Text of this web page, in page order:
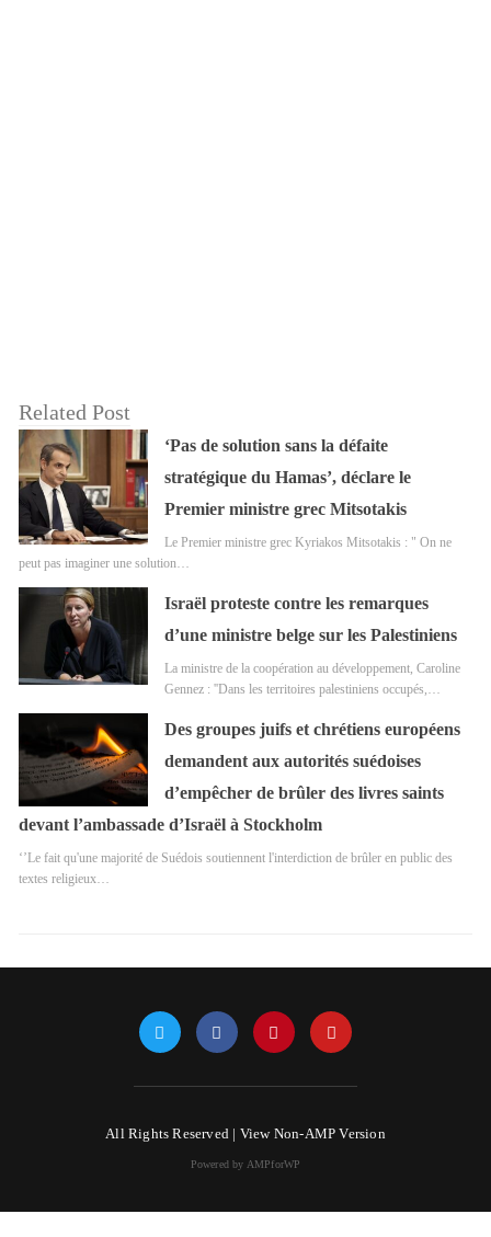
Related Post
‘Pas de solution sans la défaite
stratégique du Hamas’, déclare le
Premier ministre grec Mitsotakis
Le Premier ministre grec Kyriakos Mitsotakis : " On ne
peut pas imaginer une solution…
Israël proteste contre les remarques
d’une ministre belge sur les Palestiniens
La ministre de la coopération au développement, Caroline
Gennez : ''Dans les territoires palestiniens occupés,…
Des groupes juifs et chrétiens européens
demandent aux autorités suédoises
d’empêcher de brûler des livres saints
devant l’ambassade d’Israël à Stockholm
‘’Le fait qu'une majorité de Suédois soutiennent l'interdiction de brûler en public des
textes religieux…
All Rights Reserved | View Non-AMP Version
Powered by AMPforWP